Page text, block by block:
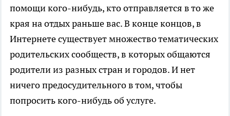
помощи кого-нибудь, кто отправляется в то же
края на отдых раньше вас. В конце концов, в
Интернете существует множество тематических
родительских сообществ, в которых общаются
родители из разных стран и городов. И нет
ничего предосудительного в том, чтобы
попросить кого-нибудь об услуге.